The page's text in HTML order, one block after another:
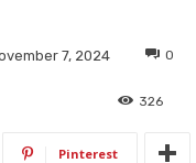
7, 2024 0
326
Pinterest